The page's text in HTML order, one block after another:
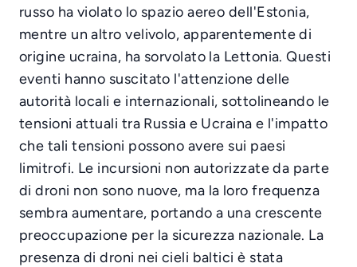
russo ha violato lo spazio aereo dell'Estonia,
mentre un altro velivolo, apparentemente di
origine ucraina, ha sorvolato la Lettonia. Questi
eventi hanno suscitato l'attenzione delle
autorità locali e internazionali, sottolineando le
tensioni attuali tra Russia e Ucraina e l'impatto
che tali tensioni possono avere sui paesi
limitrofi. Le incursioni non autorizzate da parte
di droni non sono nuove, ma la loro frequenza
sembra aumentare, portando a una crescente
preoccupazione per la sicurezza nazionale. La
presenza di droni nei cieli baltici è stata